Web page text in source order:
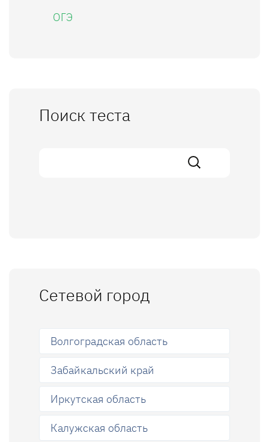
ОГЭ
Поиск теста
Сетевой город
Волгоградская область
Забайкальский край
Иркутская область
Калужская область